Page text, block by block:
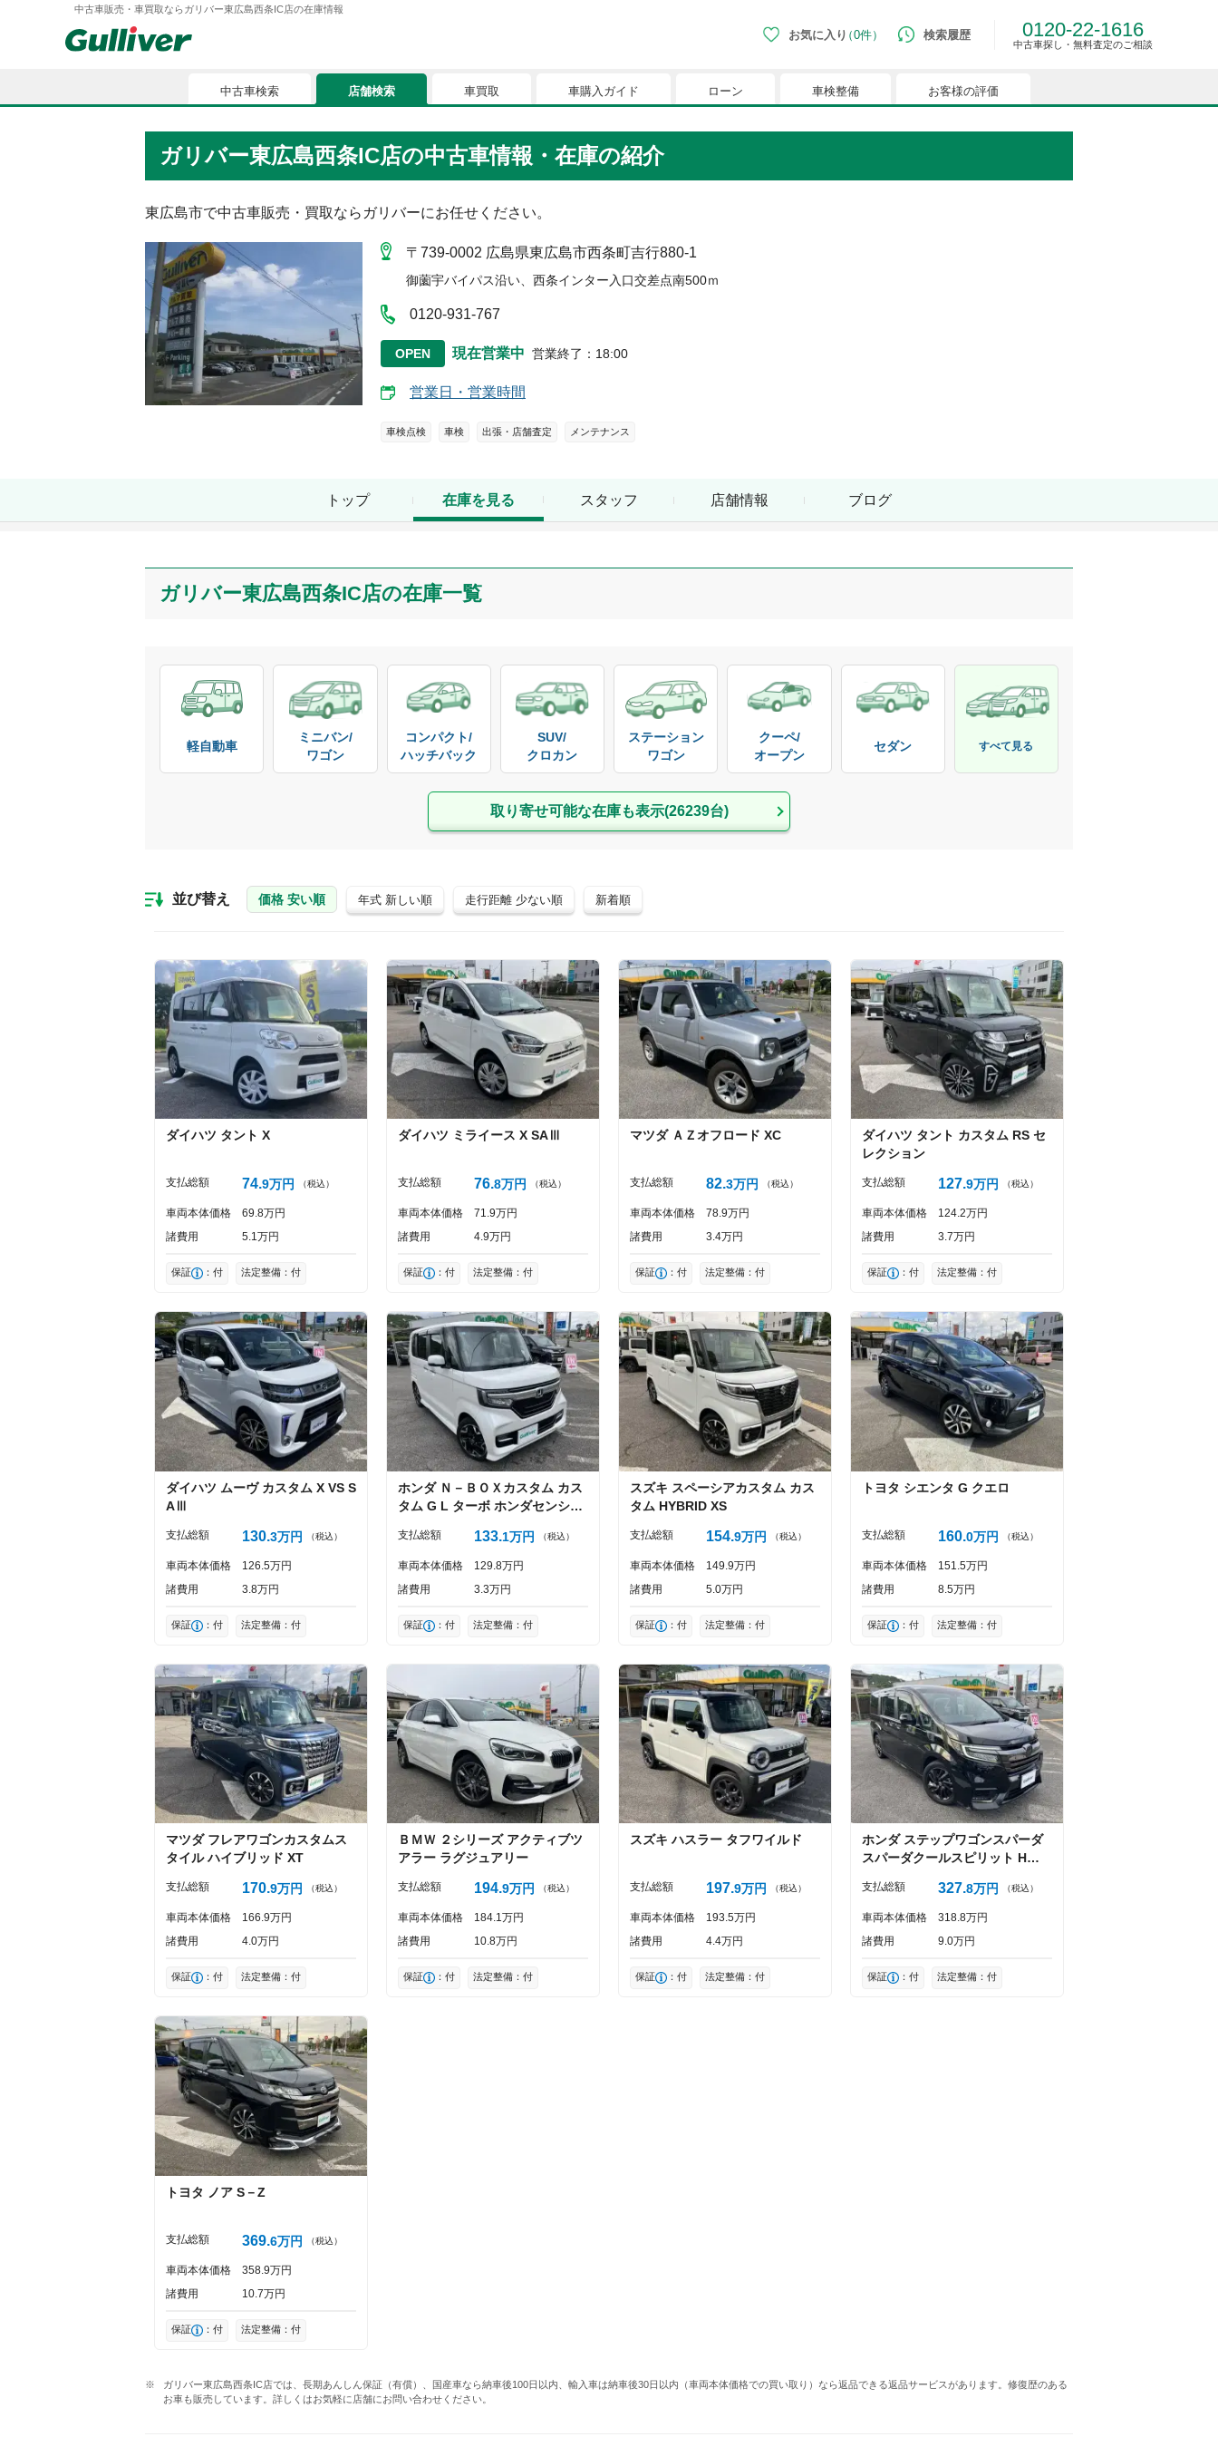
中古車販売・車買取ならガリバー東広島西条IC店の在庫情報
お気に入り 0件
中古車検索
車購入ガイド
ローン
車検整備
お客様の評価
現在、お気に入りに登録されているおクルマはございません。
お気に入りに登録すると、あなただけのお気に入りのクルマリストでいつでも簡単に比較ができるようになります。
※「お気に入り」の登録を可能にするためにCookie機能を有効にしてください。
検索履歴 0120-22-1616
中古車探し・無料査定のご相談
中古車検索 店舗検索 車買取 車購入ガイド ローン 車検整備 お客様の評価
ガリバー東広島西条IC店の中古車情報・在庫の紹介
東広島市で中古車販売・買取ならガリバーにお任せください。
〒739-0002 広島県東広島市西条町吉行880-1
御薗宇バイパス沿い、西条インター入口交差点南500ｍ
0120-931-767
OPEN 現在営業中 営業終了 ： 18:00
営業日・営業時間
車検点検 車検 出張・店舗査定 メンテナンス
トップ 在庫を見る スタッフ 店舗情報 ブログ
ガリバー東広島西条IC店の在庫一覧
軽自動車
ミニバン/
ワゴン
コンパクト/
ハッチバック
SUV/
クロカン
ステーション
ワゴン
クーペ/
オープン
セダン すべて見る
取り寄せ可能な在庫も表示(26239台)
並び替え 価格 安い順 年式 新しい順 走行距離 少ない順 新着順
ダイハツ タント X
支払総額 74 9万円 （税込）
車両本体価格 69 8万円
諸費用
5 1万円
保証 ：付 法定整備：付
ダイハツ ミライース X SAⅢ
支払総額 76 8万円 （税込）
車両本体価格 71 9万円
諸費用
4 9万円
保証 ：付 法定整備：付
マツダ ＡＺオフロード XC
支払総額 82 3万円 （税込）
車両本体価格 78 9万円
諸費用
3 4万円
保証 ：付 法定整備：付
ダイハツ タント カスタム RS セ
レクション
支払総額 127 9万円 （税込）
車両本体価格 124 2万円
諸費用
3 7万円
保証 ：付 法定整備：付
ダイハツ ムーヴ カスタム X VS S
AⅢ
支払総額 130 3万円 （税込）
車両本体価格 126 5万円
諸費用
3 8万円
保証 ：付 法定整備：付
ホンダ Ｎ－ＢＯＸカスタム カス
タム G L ターボ ホンダセンシン
支払総額 133 1万円 （税込）
車両本体価格 129 8万円
諸費用
3 3万円
保証 ：付 法定整備：付
スズキ スペーシアカスタム カス
タム HYBRID XS
支払総額 154 9万円 （税込）
車両本体価格 149 9万円
諸費用
5 0万円
保証 ：付 法定整備：付
トヨタ シエンタ G クエロ
支払総額 160 0万円 （税込）
車両本体価格 151 5万円
諸費用
8 5万円
保証 ：付 法定整備：付
マツダ フレアワゴンカスタムス
タイル ハイブリッド XT
支払総額 170 9万円 （税込）
車両本体価格 166 9万円
諸費用
4 0万円
保証 ：付 法定整備：付
ＢＭＷ ２シリーズ アクティブツ
アラー ラグジュアリー
支払総額 194 9万円 （税込）
車両本体価格 184 1万円
諸費用
10 8万円
保証 ：付 法定整備：付
スズキ ハスラー タフワイルド
支払総額 197 9万円 （税込）
車両本体価格 193 5万円
諸費用
4 4万円
保証 ：付 法定整備：付
ホンダ ステップワゴンスパーダ
スパーダクールスピリット Hセン
支払総額 327 8万円 （税込）
車両本体価格 318 8万円
諸費用
9 0万円
保証 ：付 法定整備：付
トヨタ ノア S－Z
支払総額 369 6万円 （税込）
車両本体価格 358 9万円
諸費用
10 7万円
保証 ：付 法定整備：付
ガリバー東広島西条IC店では、長期あんしん保証（有償）、国産車なら納車後100日以内、輸入車は納車後30日以内（車両本体価格での買い取り）なら返品できる返品サービスがあります。修復歴のある
お車も販売しています。詳しくはお気軽に店舗にお問い合わせください。